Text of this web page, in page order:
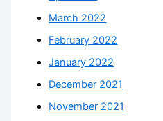
March 2022
February 2022
January 2022
December 2021
November 2021